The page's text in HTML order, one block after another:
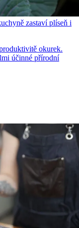
zastaví plíseň i
okurek.
účinné přírodní